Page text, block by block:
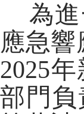
為進
應急
2025
部門